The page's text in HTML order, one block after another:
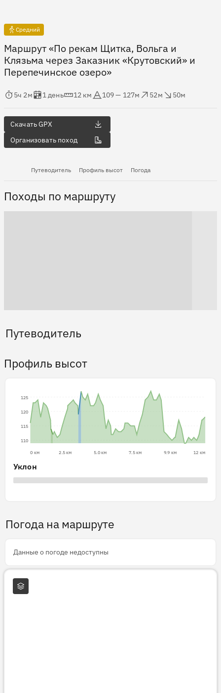
Средний
Маршрут «По рекам Щитка, Вольга и
Клязьма через Заказник «Крутовский» и
Перепечинское озеро»
в пути
5ч 2м
Оценка в днях
1 день
Дистанция
12 км
Абсолютная высота
109 — 127м
52м
50м
Скачать GPX
Организовать поход
Путеводитель Профиль высот Погода
Походы по маршруту
Путеводитель
Профиль высот
110
115
120
125
0 км 2.5 км 5.0 км 7.5 км 9.9 км 12 км
Уклон
Погода на маршруте
Данные о погоде недоступны